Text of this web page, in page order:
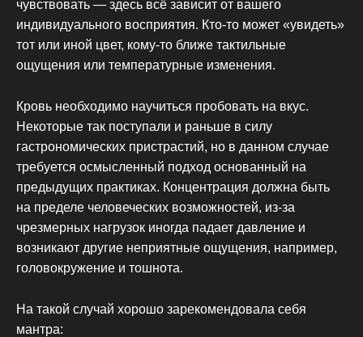
чувствовать — здесь всё зависит от вашего
индивидуального восприятия. Кто-то может «увидеть»
тот или иной цвет, кому-то ближе тактильные
ощущения или температурные изменения.
Кровь необходимо научиться пробовать на вкус.
Некоторые так поступали и раньше в силу
гастрономических пристрастий, но в данном случае
требуется осмысленный подход основанный на
предыдущих практиках. Концентрация должна быть
на пределе человеческих возможностей, из-за
чрезмерных нагрузок иногда падает давление и
возникают другие неприятные ощущения, например,
головокружение и тошнота.
На такой случай хорошо зарекомендовала себя
мантра: